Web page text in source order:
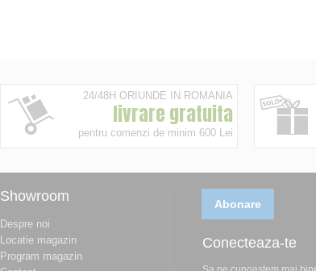
24/48H ORIUNDE IN ROMANIA
livrare gratuita
pentru comenzi de minim 600 Lei
Showroom
Despre noi
Locatie magazin
Program magazin
Abonare
Conecteaza-te